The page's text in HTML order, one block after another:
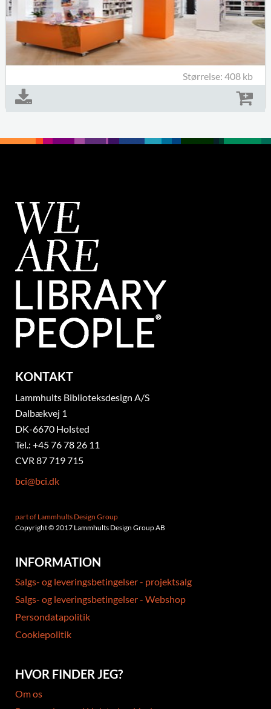
Størrelse: 408 kb
KONTAKT
Lammhults Biblioteksdesign A/S
Dalbækvej 1
DK-6670 Holsted
Tel.: +45 76 78 26 11
CVR 87 719 715
bci@bci.dk
part of Lammhults Design Group
Copyright © 2017 Lammhults Design Group AB
INFORMATION
Salgs- og leveringsbetingelser - projektsalg
Salgs- og leveringsbetingelser - Webshop
Persondatapolitik
Cookiepolitik
HVOR FINDER JEG?
Om os